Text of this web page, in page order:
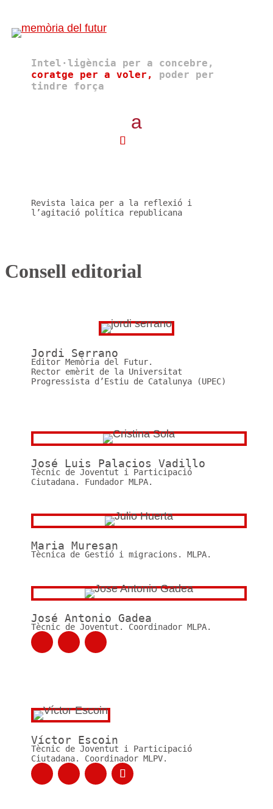
Intel·ligència per a concebre,
coratge per a voler,
poder per
tindre força
Revista laica per a la reflexió i
l’agitació política republicana
Consell editorial
Jordi Serrano
Editor Memòria del Futur.
Rector emèrit de la Universitat
Progressista d’Estiu de Catalunya (UPEC)
José Luis Palacios Vadillo
Tècnic de Joventut i Participació
Ciutadana. Fundador MLPA.
Maria Muresan
Tècnica de Gestió i migracions. MLPA.
José Antonio Gadea
Tècnic de Joventut. Coordinador MLPA.
Víctor Escoin
Tècnic de Joventut i Participació
Ciutadana. Coordinador MLPV.